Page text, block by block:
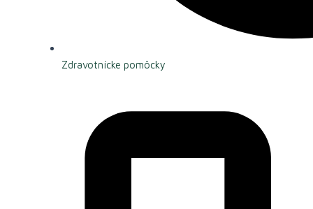
Zdravotnícke pomôcky